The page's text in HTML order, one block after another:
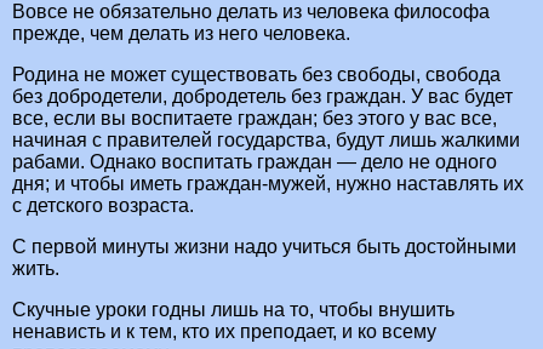
Вовсе не обязательно делать из человека философа
прежде, чем делать из него человека.
Родина не может существовать без свободы, свобода
без добродетели, добродетель без граждан. У вас будет
все, если вы воспитаете граждан; без этого у вас все,
начиная с правителей государства, будут лишь жалкими
рабами. Однако воспитать граждан — дело не одного
дня; и чтобы иметь граждан-мужей, нужно наставлять их
с детского возраста.
С первой минуты жизни надо учиться быть достойными
жить.
Скучные уроки годны лишь на то, чтобы внушить
ненависть и к тем, кто их преподает, и ко всему